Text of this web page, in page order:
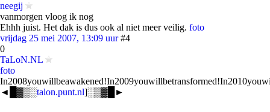
neegij
vanmorgen vloog ik nog
Ehhh juist. Het dak is dus ook al niet meer veilig. foto
vrijdag 25 mei 2007, 13:09 uur #4
0
TaLoN.NL
foto
◄█▓▒░talon.punt.nl]░▒▓█►